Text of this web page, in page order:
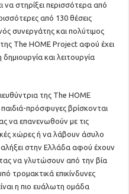
να στηρίξει περισσότερα από
από 130 θέσεις
συνεργάτης και πολύτιμος
The HOME Project αφού έχει
και λειτουργία
της The HOME
πρόσφυγες βρίσκονται
να επανενωθούν με τις
χώρες ή να λάβουν άσυλο
στην Ελλάδα αφού έχουν
να γλυτώσουν από την βία
τρομακτικά επικίνδυνες
η πιο ευάλωτη ομάδα